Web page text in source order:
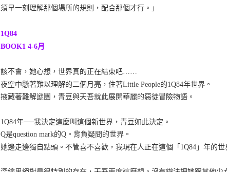
須早一刻理解那個場所的規則，配合那個才行。」
1Q84
BOOK1 4-6月
該不會，她心想，世界真的正在結束吧……
夜空中懸著難以理解的二個月亮，住著Little People的1Q84年世界。
掖藏著難解謎團，青豆與天吾就此展開華麗的惡徒冒險物語。
1Q84年──我決定這麼叫這個新世界，青豆如此決定。
Q是question mark的Q。背負疑問的世界。
她邊走邊獨自點頭。不管喜不喜歡，我現在人正在這個「1Q84」年的